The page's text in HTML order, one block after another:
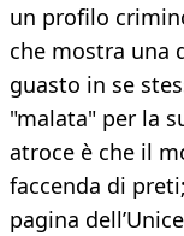
un profilo
che mostra una
guasto in se
"malata" per la
atroce è che il
faccenda di
pagina